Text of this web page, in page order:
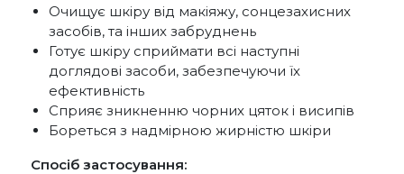
Очищує шкіру від макіяжу, сонцезахисних
засобів, та інших забруднень
Готує шкіру сприймати всі наступні
доглядові засоби, забезпечуючи їх
ефективність
Сприяє зникненню чорних цяток і висипів
Бореться з надмірною жирністю шкіри
Спосіб застосування: